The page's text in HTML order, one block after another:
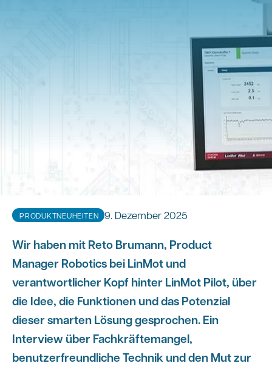
PRODUKTNEUHEITEN 9. Dezember 2025
Wir haben mit Reto Brumann, Product
Manager Robotics bei LinMot und
verantwortlicher Kopf hinter LinMot Pilot, über
die Idee, die Funktionen und das Potenzial
dieser smarten Lösung gesprochen. Ein
Interview über Fachkräftemangel,
benutzerfreundliche Technik und den Mut zur